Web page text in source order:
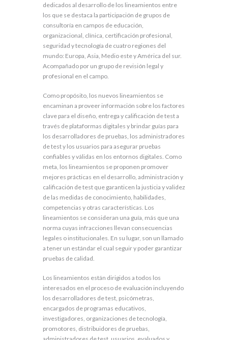
dedicados al desarrollo de los lineamientos entre
los que se destaca la participación de grupos de
consultoría en campos de educación,
organizacional, clínica, certificación profesional,
seguridad y tecnología de cuatro regiones del
mundo: Europa, Asia, Medio este y América del sur.
Acompañado por un grupo de revisión legal y
profesional en el campo.
Como propósito, los nuevos lineamientos se
encaminan a proveer información sobre los factores
clave para el diseño, entrega y calificación de test a
través de plataformas digitales y brindar guías para
los desarrolladores de pruebas, los administradores
de test y los usuarios para asegurar pruebas
confiables y válidas en los entornos digitales. Como
meta, los lineamientos se proponen promover
mejores prácticas en el desarrollo, administración y
calificación de test que garanticen la justicia y validez
de las medidas de conocimiento, habilidades,
competencias y otras características. Los
lineamientos se consideran una guía, más que una
norma cuyas infracciones llevan consecuencias
legales o institucionales. En su lugar, son un llamado
a tener un estándar el cual seguir y poder garantizar
pruebas de calidad.
Los lineamientos están dirigidos a todos los
interesados en el proceso de evaluación incluyendo
los desarrolladores de test, psicómetras,
encargados de programas educativos,
investigadores, organizaciones de tecnología,
promotores, distribuidores de pruebas,